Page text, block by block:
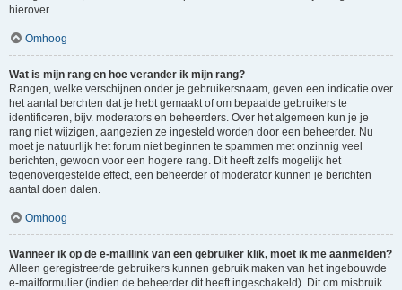
hierover.
Omhoog
Wat is mijn rang en hoe verander ik mijn rang?
Rangen, welke verschijnen onder je gebruikersnaam, geven een indicatie over
het aantal berchten dat je hebt gemaakt of om bepaalde gebruikers te
identificeren, bijv. moderators en beheerders. Over het algemeen kun je je
rang niet wijzigen, aangezien ze ingesteld worden door een beheerder. Nu
moet je natuurlijk het forum niet beginnen te spammen met onzinnig veel
berichten, gewoon voor een hogere rang. Dit heeft zelfs mogelijk het
tegenovergestelde effect, een beheerder of moderator kunnen je berichten
aantal doen dalen.
Omhoog
Wanneer ik op de e-maillink van een gebruiker klik, moet ik me aanmelden?
Alleen geregistreerde gebruikers kunnen gebruik maken van het ingebouwde
e-mailformulier (indien de beheerder dit heeft ingeschakeld). Dit om misbruik